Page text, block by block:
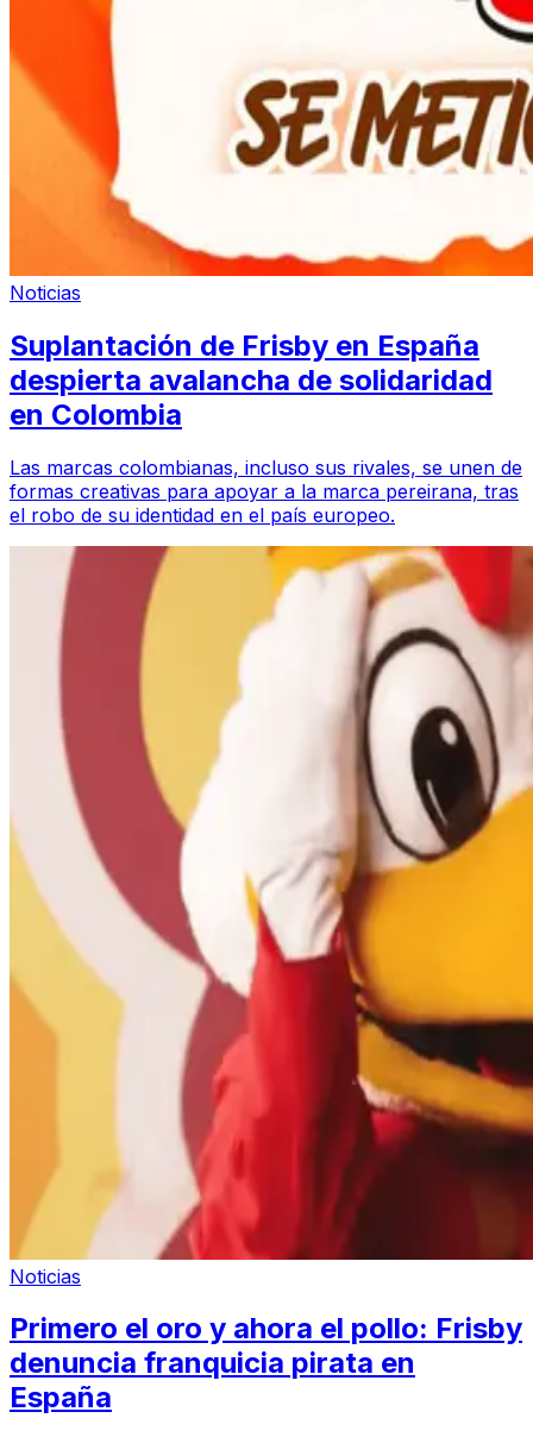
Noticias
Suplantación de Frisby en España
despierta avalancha de solidaridad
en Colombia
Las marcas colombianas, incluso sus rivales, se unen de
formas creativas para apoyar a la marca pereirana, tras
el robo de su identidad en el país europeo.
Noticias
Primero el oro y ahora el pollo: Frisby
denuncia franquicia pirata en
España